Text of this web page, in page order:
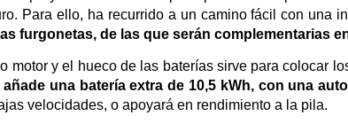
Para ello, ha recurrido a un camino fácil con una
furgonetas, de las que serán complementarias
motor y el hueco de las baterías sirve para colocar
añade una batería extra de 10,5 kWh, con una
velocidades, o apoyará en rendimiento a la pila.